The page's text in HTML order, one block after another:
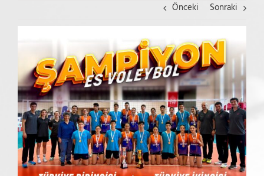
Önceki
Sonraki
Image